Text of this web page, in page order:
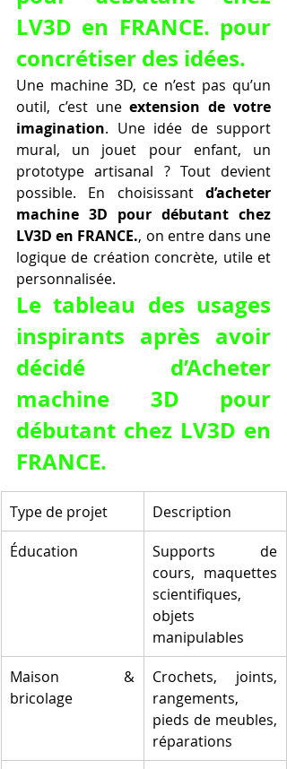
LV3D en FRANCE. pour
concrétiser des idées.
Une machine 3D, ce n’est pas qu’un
outil, c’est une extension de votre
imagination. Une idée de support
mural, un jouet pour enfant, un
prototype artisanal ? Tout devient
possible. En choisissant d’acheter
machine 3D pour débutant chez
LV3D en FRANCE., on entre dans une
logique de création concrète, utile et
personnalisée.
Le tableau des usages
inspirants après avoir
décidé d’Acheter
machine 3D pour
débutant chez LV3D en
FRANCE.
Type de projet
Description
Éducation
Supports de
cours, maquettes
scientifiques,
objets
manipulables
Maison &
bricolage
Crochets, joints,
rangements,
pieds de meubles,
réparations